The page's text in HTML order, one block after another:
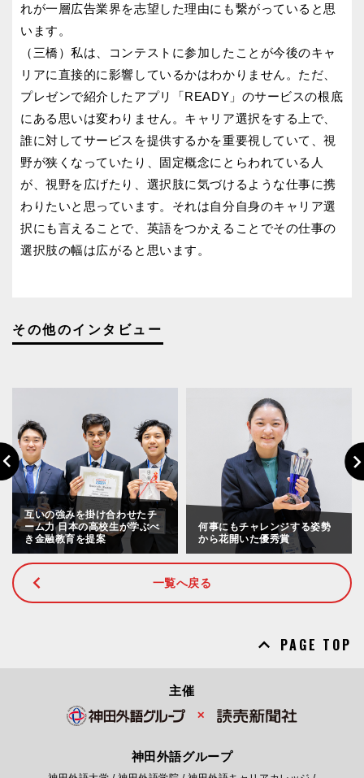
れが一層広告業界を志望した理由にも繋がっていると思
います。
（三橋）私は、コンテストに参加したことが今後のキャ
リアに直接的に影響しているかはわかりません。ただ、
プレゼンで紹介したアプリ「READY」のサービスの根底
にある思いは変わりません。キャリア選択をする上で、
誰に対してサービスを提供するかを重要視していて、視
野が狭くなっていたり、固定概念にとらわれている人
が、視野を広げたり、選択肢に気づけるような仕事に携
わりたいと思っています。それは自分自身のキャリア選
択にも言えることで、英語をつかえることでその仕事の
選択肢の幅は広がると思います。
その他のインタビュー
Previous
互いの強みを掛け合わせたチ
ーム力 日本の高校生が学ぶべ
き金融教育を提案
何事にもチャレンジする姿勢
から花開いた優秀賞
一覧へ戻る
PAGE TOP
主催
✕
神田外語グループ